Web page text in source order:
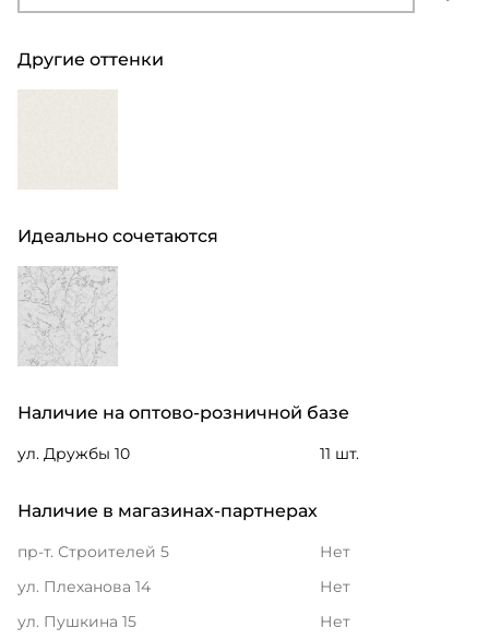
Другие оттенки
Идеально сочетаются
Наличие на оптово-розничной базе
ул. Дружбы 10 11 шт.
Наличие в магазинах-партнерах
пр-т. Строителей 5
Нет
ул. Плеханова 14
Нет
ул. Пушкина 15
Нет